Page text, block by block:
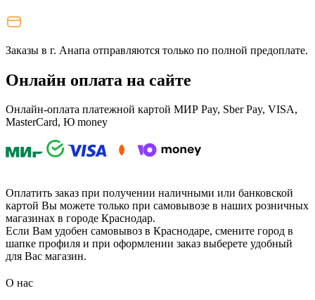
Заказы в г. Анапа отправляются только по полной предоплате.
Онлайн оплата на сайте
Онлайн-оплата платежной картой МИР Pay, Sber Pay, VISA,
MasterCard, Ю money
Оплатить заказ при получении наличными или банковской
картой Вы можете только при самовывозе в наших розничных
магазинах в городе Краснодар.
Если Вам удобен самовывоз в Краснодаре, смените город в
шапке профиля и при оформлении заказ выберете удобный
для Вас магазин.
О нас